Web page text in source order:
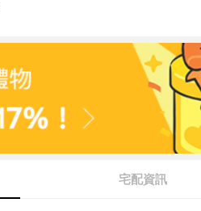
宅配資訊